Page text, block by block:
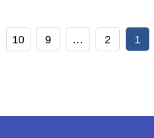
1
2
…
9
10